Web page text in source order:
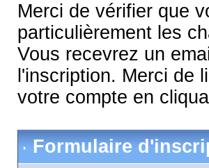
Merci de vérifier que
particulièrement les
Vous recevrez un
l'inscription. Merci de
votre compte en
Formulaire